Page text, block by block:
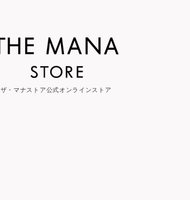
ザ・マナストア公式オンラインストア